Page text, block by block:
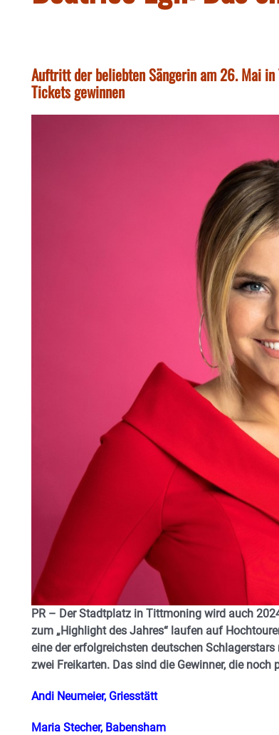
Auftritt der beliebten Sängerin am 26. Mai
Tickets gewinnen
PR – Der Stadtplatz in Tittmoning wird auch
zum „Highlight des Jahres“ laufen auf
eine der erfolgreichsten deutschen
zwei Freikarten. Das sind die Gewinner, die noch
Andi Neumeier, Griesstätt
Maria Stecher, Babensham